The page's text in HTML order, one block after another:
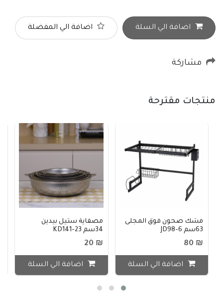
اضافة الي السلة اضافة الي المفضلة
مشاركة
منتجات مقترحة
مشك صحون فوق المجلى
63سم JD98-6
₪ 80
اضافة الي السلة
مصفاية ستيل بيدين
34سم KD141-23
₪ 20
اضافة الي السلة